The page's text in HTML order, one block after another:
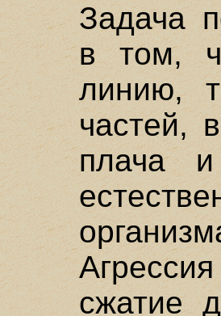
Задача
в том,
линию,
частей,
плача
сжатие